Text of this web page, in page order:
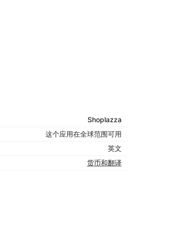
Shoplazza
这个应用在全球范围可用
英文
货币和翻译